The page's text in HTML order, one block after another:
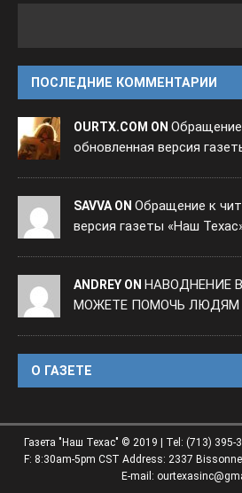
ПОСЛЕДНИЕ КОММЕНТАРИИ
OURTX.COM ON
обновленная версия
SAVVA ON Обращение к
версия газеты «Наш
ANDREY ON НАВОДНЕНИЕ
МОЖЕТЕ ПОМОЧЬ ЛЮДЯМ
O ГАЗЕТЕ
Газета "Наш Техас" © 2019 | Tel: (713) 395-
F: 8:30am-5pm CST Address: 2337
E-mail: